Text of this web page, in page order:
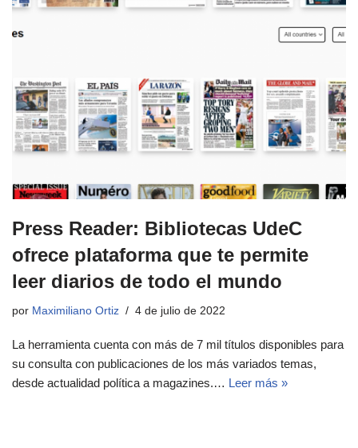
Press Reader: Bibliotecas UdeC
ofrece plataforma que te permite
leer diarios de todo el mundo
por Maximiliano Ortiz 4 de julio de 2022
La herramienta cuenta con más de 7 mil títulos disponibles para
su consulta con publicaciones de los más variados temas,
desde actualidad política a magazines.… Leer más »